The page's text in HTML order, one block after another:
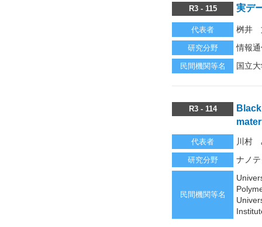
R3 - 115 実デ
代表者 桝井
研究分野 情報
民間機関等名 国立
R3 - 114
代表者 川村
研究分野 ナノ
民間機関等名